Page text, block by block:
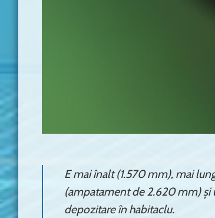
E mai înalt (1.570 mm), mai
(ampatament de 2.620 mm) și
depozitare în habitaclu.